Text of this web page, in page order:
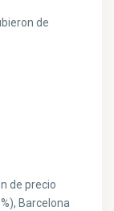
de
de precio
Barcelona